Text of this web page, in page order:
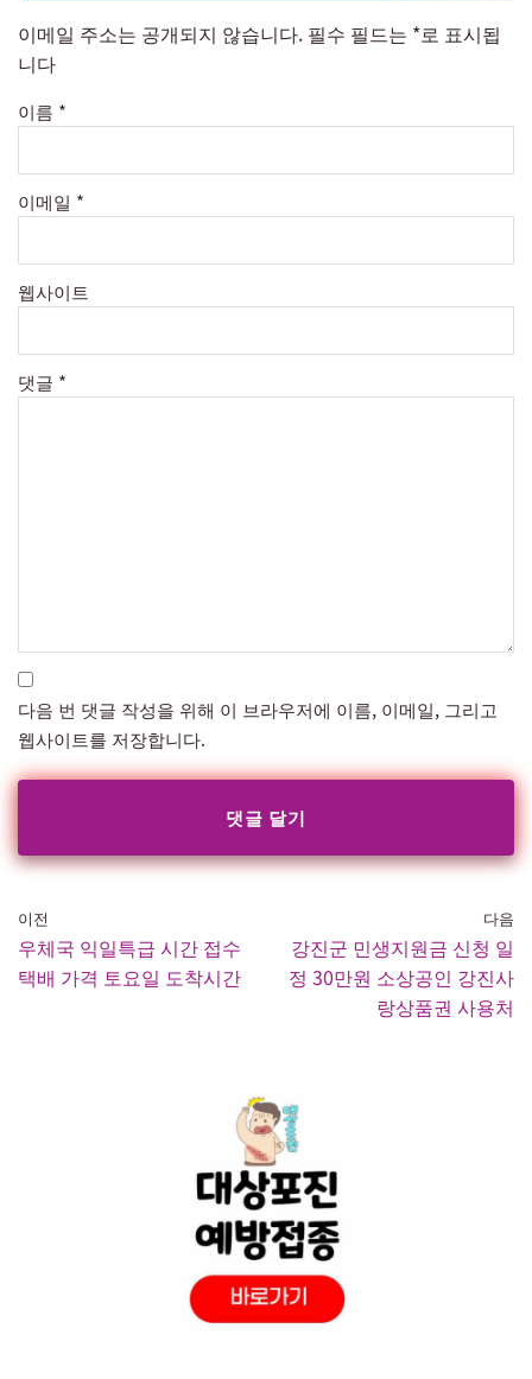
이메일 주소는 공개되지 않습니다. 필수 필드는 *로 표시됩
니다
이름 *
이메일 *
웹사이트
댓글 *
다음 번 댓글 작성을 위해 이 브라우저에 이름, 이메일, 그리고
웹사이트를 저장합니다.
이전
우체국 익일특급 시간 접수
택배 가격 토요일 도착시간
다음
강진군 민생지원금 신청 일
정 30만원 소상공인 강진사
랑상품권 사용처